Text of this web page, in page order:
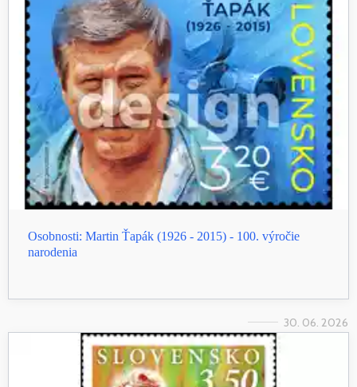
Osobnosti: Martin Ťapák (1926 - 2015) - 100. výročie
narodenia
30. 06. 2026